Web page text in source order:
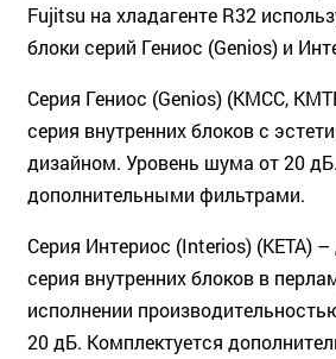
Fujitsu на хладагенте R32
блоки серий Гениос (Genios) и
Серия Гениос (Genios) (KMCC,
серия внутренних блоков с
дизайном. Уровень шума от 20
дополнительными фильтрами.
Серия Интериос (Interios) (KETA)
серия внутренних блоков в
исполнении
20 дБ. Комплектуется